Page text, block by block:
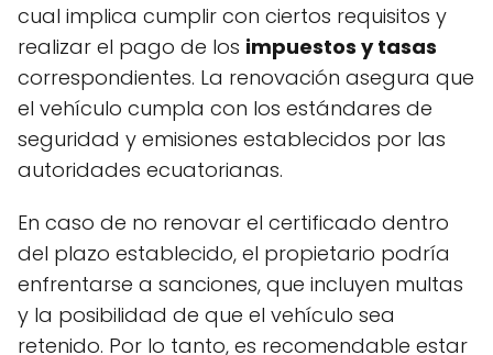
cual implica cumplir con ciertos requisitos y
realizar el pago de los impuestos y tasas
correspondientes. La renovación asegura que
el vehículo cumpla con los estándares de
seguridad y emisiones establecidos por las
autoridades ecuatorianas.
En caso de no renovar el certificado dentro
del plazo establecido, el propietario podría
enfrentarse a sanciones, que incluyen multas
y la posibilidad de que el vehículo sea
retenido. Por lo tanto, es recomendable estar